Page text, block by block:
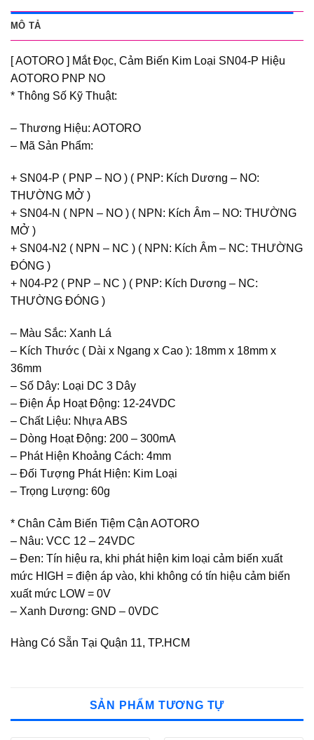
MÔ TẢ
[ AOTORO ] Mắt Đọc, Cảm Biến Kim Loại SN04-P Hiệu
AOTORO PNP NO
* Thông Số Kỹ Thuật:
– Thương Hiệu: AOTORO
– Mã Sản Phẩm:
+ SN04-P ( PNP – NO ) ( PNP: Kích Dương – NO:
THƯỜNG MỞ )
+ SN04-N ( NPN – NO ) ( NPN: Kích Âm – NO: THƯỜNG
MỞ )
+ SN04-N2 ( NPN – NC ) ( NPN: Kích Âm – NC: THƯỜNG
ĐÓNG )
+ N04-P2 ( PNP – NC ) ( PNP: Kích Dương – NC:
THƯỜNG ĐÓNG )
– Màu Sắc: Xanh Lá
– Kích Thước ( Dài x Ngang x Cao ): 18mm x 18mm x
36mm
– Số Dây: Loại DC 3 Dây
– Điện Áp Hoạt Động: 12-24VDC
– Chất Liệu: Nhựa ABS
– Dòng Hoạt Động: 200 – 300mA
– Phát Hiện Khoảng Cách: 4mm
– Đối Tượng Phát Hiện: Kim Loại
– Trọng Lượng: 60g
* Chân Cảm Biến Tiệm Cận AOTORO
– Nâu: VCC 12 – 24VDC
– Đen: Tín hiệu ra, khi phát hiện kim loại cảm biến xuất
mức HIGH = điện áp vào, khi không có tín hiệu cảm biến
xuất mức LOW = 0V
– Xanh Dương: GND – 0VDC
Hàng Có Sẵn Tại Quận 11, TP.HCM
SẢN PHẨM TƯƠNG TỰ